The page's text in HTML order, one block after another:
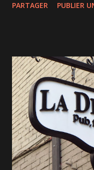
avons visités. N'en
action Le matin, le
fini par se montrer vers
de plus de 150 lacs et
garder pour l'été
PARTAGER PUBLIER